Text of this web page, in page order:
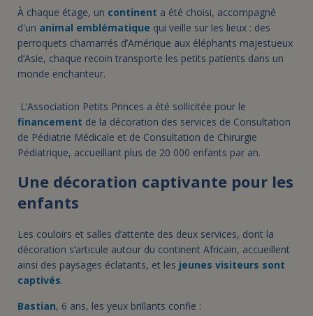
À chaque étage, un continent a été choisi, accompagné
d'un animal emblématique qui veille sur les lieux : des
perroquets chamarrés d’Amérique aux éléphants majestueux
d’Asie, chaque recoin transporte les petits patients dans un
monde enchanteur.
L’Association Petits Princes a été sollicitée pour le
financement de la décoration des services de Consultation
de Pédiatrie Médicale et de Consultation de Chirurgie
Pédiatrique, accueillant plus de 20 000 enfants par an.
Une décoration captivante pour les
enfants
Les couloirs et salles d’attente des deux services, dont la
décoration s’articule autour du continent Africain, accueillent
ainsi des paysages éclatants, et les jeunes visiteurs sont
captivés.
Bastian, 6 ans, les yeux brillants confie :